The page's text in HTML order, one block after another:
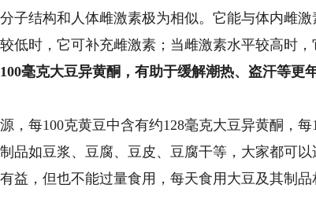
结构和人体雌激素极为相似。它能与体内雌激
低时，它可补充雌激素；当雌激素水平较高时，
毫克大豆异黄酮，有助于缓解潮热、盗汗等更
每100克黄豆中含有约128毫克大豆异黄酮，每
品如豆浆、豆腐、豆皮、豆腐干等，大家都可以
益，但也不能过量食用，每天食用大豆及其制品